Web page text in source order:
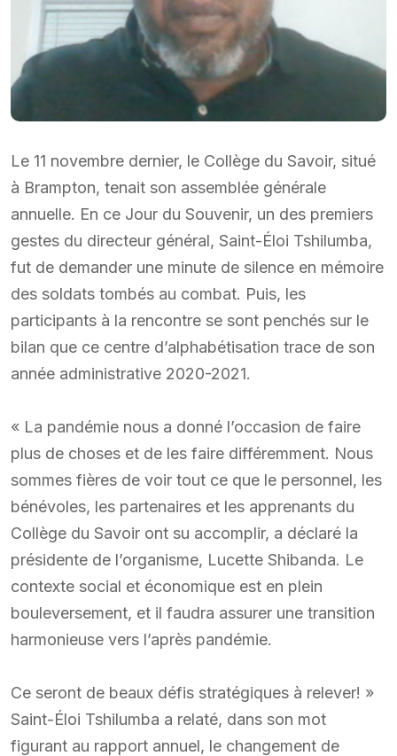
Le 11 novembre dernier, le Collège du Savoir, situé
à Brampton, tenait son assemblée générale
annuelle. En ce Jour du Souvenir, un des premiers
gestes du directeur général, Saint-Éloi Tshilumba,
fut de demander une minute de silence en mémoire
des soldats tombés au combat. Puis, les
participants à la rencontre se sont penchés sur le
bilan que ce centre d’alphabétisation trace de son
année administrative 2020-2021.
« La pandémie nous a donné l’occasion de faire
plus de choses et de les faire différemment. Nous
sommes fières de voir tout ce que le personnel, les
bénévoles, les partenaires et les apprenants du
Collège du Savoir ont su accomplir, a déclaré la
présidente de l’organisme, Lucette Shibanda. Le
contexte social et économique est en plein
bouleversement, et il faudra assurer une transition
harmonieuse vers l’après pandémie.
Ce seront de beaux défis stratégiques à relever! »
Saint-Éloi Tshilumba a relaté, dans son mot
figurant au rapport annuel, le changement de